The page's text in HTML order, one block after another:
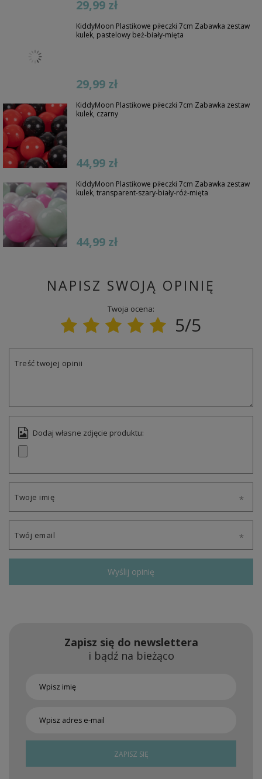
29,99 zł
KiddyMoon Plastikowe piłeczki 7cm Zabawka zestaw
kulek, pastelowy beż-biały-mięta
29,99 zł
KiddyMoon Plastikowe piłeczki 7cm Zabawka zestaw
kulek, czarny
44,99 zł
KiddyMoon Plastikowe piłeczki 7cm Zabawka zestaw
kulek, transparent-szary-biały-róż-mięta
44,99 zł
NAPISZ SWOJĄ OPINIĘ
Twoja ocena:
5/5
Treść twojej opinii
Dodaj własne zdjęcie produktu:
Twoje imię
Twój email
Wyślij opinię
Zapisz się do newslettera
i bądź na bieżąco
ZAPISZ SIĘ